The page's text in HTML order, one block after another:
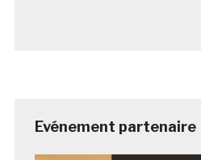
Evénement partenaire